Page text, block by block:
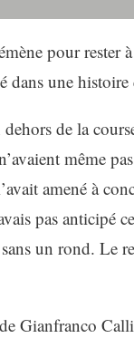
pour rester
dans une
de la
même
amené à
pas
un rond. Le
Gianfranco